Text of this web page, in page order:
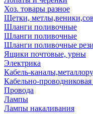
Хоз. товары разное
Щетки,
Шланги поливочные
Шланги поливочные
Шланги поливочные
Ящики почтовые, урны
Электрика
Кабель-
Кабельно-
Провода
Лампы
Лампы накаливания